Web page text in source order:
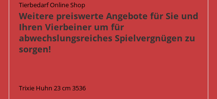
Tierbedarf Online Shop
Weitere preiswerte Angebote für Sie und
Ihren Vierbeiner um für
abwechslungsreiches Spielvergnügen zu
sorgen!
Trixie Huhn 23 cm 3536